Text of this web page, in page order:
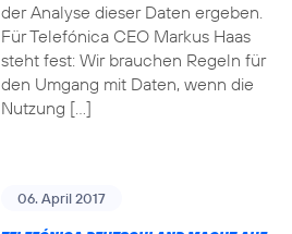
der Analyse dieser Daten ergeben.
Für Telefónica CEO Markus Haas
steht fest: Wir brauchen Regeln für
den Umgang mit Daten, wenn die
Nutzung […]
06. April 2017